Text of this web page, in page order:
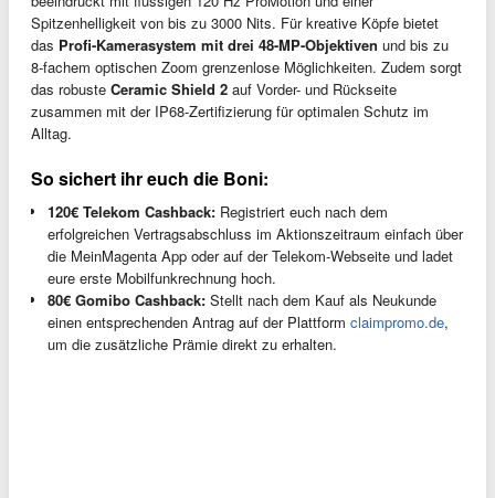
Spitzenhelligkeit von bis zu 3000 Nits. Für kreative Köpfe bietet
das Profi-Kamerasystem mit drei 48-MP-Objektiven und bis zu
8-fachem optischen Zoom grenzenlose Möglichkeiten. Zudem sorgt
das robuste Ceramic Shield 2 auf Vorder- und Rückseite
zusammen mit der IP68-Zertifizierung für optimalen Schutz im
Alltag.
So sichert ihr euch die Boni:
120€ Telekom Cashback: Registriert euch nach dem
erfolgreichen Vertragsabschluss im Aktionszeitraum einfach über
die MeinMagenta App oder auf der Telekom-Webseite und ladet
eure erste Mobilfunkrechnung hoch.
80€ Gomibo Cashback: Stellt nach dem Kauf als Neukunde
einen entsprechenden Antrag auf der Plattform claimpromo.de,
um die zusätzliche Prämie direkt zu erhalten.